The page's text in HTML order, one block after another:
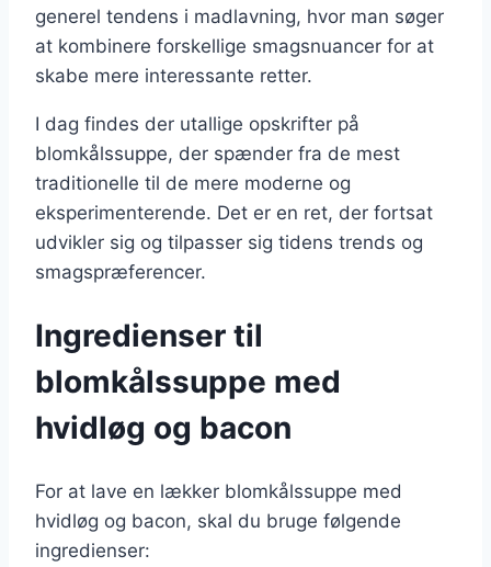
generel tendens i madlavning, hvor man søger
at kombinere forskellige smagsnuancer for at
skabe mere interessante retter.
I dag findes der utallige opskrifter på
blomkålssuppe, der spænder fra de mest
traditionelle til de mere moderne og
eksperimenterende. Det er en ret, der fortsat
udvikler sig og tilpasser sig tidens trends og
smagspræferencer.
Ingredienser til
blomkålssuppe med
hvidløg og bacon
For at lave en lækker blomkålssuppe med
hvidløg og bacon, skal du bruge følgende
ingredienser: